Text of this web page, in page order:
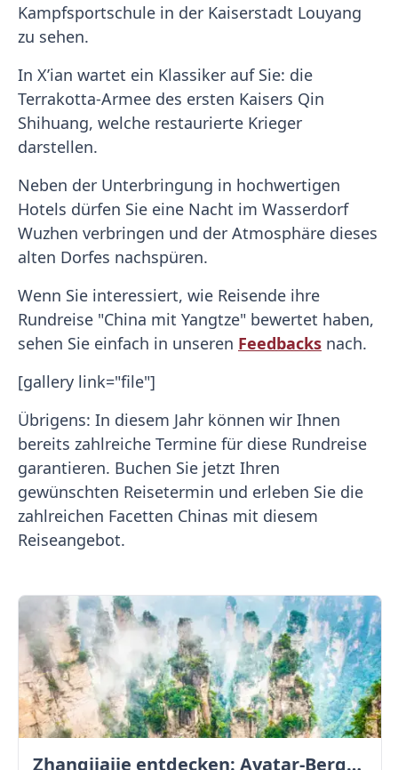
Kampfsportschule in der Kaiserstadt Louyang
zu sehen.
In X’ian wartet ein Klassiker auf Sie: die
Terrakotta-Armee des ersten Kaisers Qin
Shihuang, welche restaurierte Krieger
darstellen.
Neben der Unterbringung in hochwertigen
Hotels dürfen Sie eine Nacht im Wasserdorf
Wuzhen verbringen und der Atmosphäre dieses
alten Dorfes nachspüren.
Wenn Sie interessiert, wie Reisende ihre
Rundreise "China mit Yangtze" bewertet haben,
sehen Sie einfach in unseren Feedbacks nach.
[gallery link="file"]
Übrigens: In diesem Jahr können wir Ihnen
bereits zahlreiche Termine für diese Rundreise
garantieren. Buchen Sie jetzt Ihren
gewünschten Reisetermin und erleben Sie die
zahlreichen Facetten Chinas mit diesem
Reiseangebot.
Zhangjiajie entdecken: Avatar-Berge & Altstadt von Fenghuang